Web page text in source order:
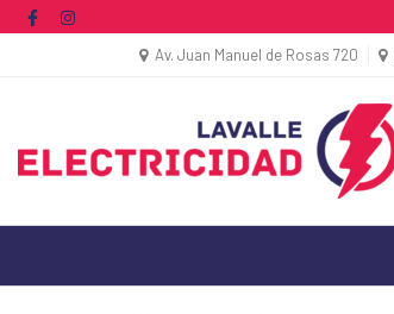
Av. Juan Manuel de Rosas 720